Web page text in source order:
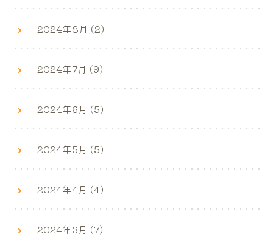
2024年8月 (2)
2024年7月 (9)
2024年6月 (5)
2024年5月 (5)
2024年4月 (4)
2024年3月 (7)